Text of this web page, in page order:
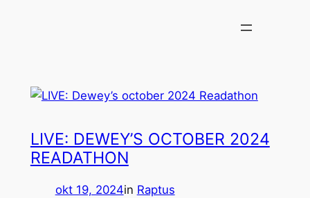
LIVE: DEWEY’S OCTOBER 2024
READATHON
okt 19, 2024in Raptus